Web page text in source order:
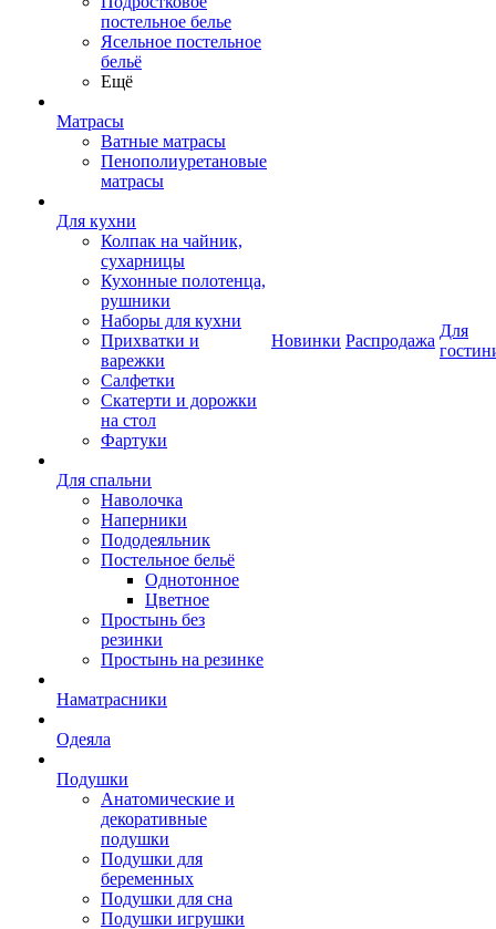
постельное белье
Ясельное постельное
бельё
Ещё
Матрасы
Ватные матрасы
Пенополиуретановые
матрасы
Для кухни
Колпак на чайник,
сухарницы
Кухонные полотенца,
рушники
Наборы для кухни
Прихватки и
варежки
Салфетки
Скатерти и дорожки
на стол
Фартуки
Для спальни
Наволочка
Наперники
Пододеяльник
Постельное бельё
Однотонное
Цветное
Простынь без
резинки
Простынь на резинке
Наматрасники
Одеяла
Подушки
Анатомические и
декоративные
подушки
Подушки для
беременных
Подушки для сна
Подушки игрушки
Новинки Распродажа
Для